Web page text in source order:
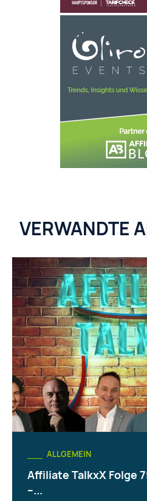
VERWANDTE
ALLGEMEIN
Affiliate TalkxX Folge
–...